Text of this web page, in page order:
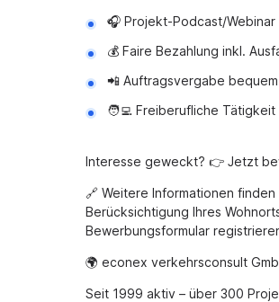
🎧 Projekt-Podcast/
💰 Faire Bezahlung inkl.
📲 Auftragsvergabe
🧑‍💻 Freiberufliche
Interesse geweckt? 👉 Jetzt
🔗 Weitere Informationen
Berücksichtigung Ihres
Bewerbungsformular
🌍 econex verkehrsconsult
Seit 1999 aktiv – über 300